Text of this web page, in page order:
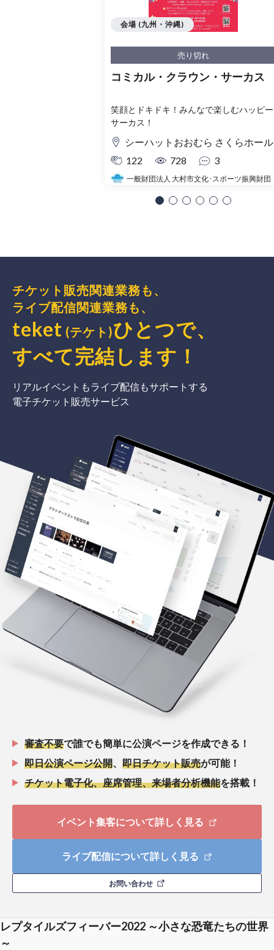
売り切れ
コミカル・クラウン・サーカス
笑顔とドキドキ！みんなで楽しむハッピー
サーカス！
シーハットおおむら さくらホール
122
728 3
一般財団法人 大村市文化･スポーツ振興財団
会場 (九州・沖縄)
チケット販売関連業務も、
ライブ配信関連業務も、
teket (テケト)ひとつで、
すべて完結 します ！
リアルイベントもライブ配信もサポートする
電子チケット販売サービス
審査不要で誰でも簡単に公演ページを作成できる！
即日公演ページ公開
即日チケット販売が可能！
チケット電子化、座席管理、来場者分析機能を搭載！
イベント集客について詳しく見る
ライブ配信について詳しく見る
お問い合わせ
レプタイルズフィーバー2022 ～小さな恐竜たちの世界
～